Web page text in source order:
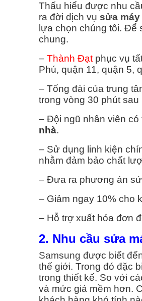
Thấu hiểu được nhu
ra đời dịch vụ sửa máy
lựa chọn chúng tôi. Để
chung.
– Thành Đạt phục vụ
Phú, quận 11, quận 5,
– Tổng đài của trung
trong vòng 30 phút
– Đội ngũ nhân viên có
nhà.
– Sử dụng linh kiện
nhằm đảm bảo chất
– Đưa ra phương án
– Giảm ngay 10% cho
– Hỗ trợ xuất hóa đơn
2. Nhu cầu sửa
Samsung được biết
thế giới. Trong đó đặc
trong thiết kế. So với
và mức giá mềm hơn.
Tất Cả >>
VỤ VỆ SINH MÁY GIẶT
Sinh Máy Giặt Quận 2
Sinh Máy Giặt Quận 3
Sinh Máy Giặt Quận 4
Sinh Máy Giặt Quận 5
Sinh Máy Giặt Quận 6
Tất Cả >>